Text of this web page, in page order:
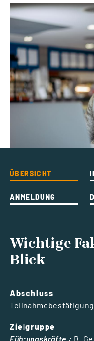
ÜBERSICHT
ANMELDUNG
Wichtige
Blick
Abschluss
Teilnahmebestätigung
Zielgruppe
Führungskräfte z.B.